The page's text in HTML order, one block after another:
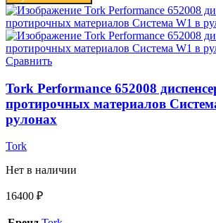
Сравнить
Tork Performance 652008
протирочных материалов
рулонах
Tork
Нет в наличии
16400 ₽